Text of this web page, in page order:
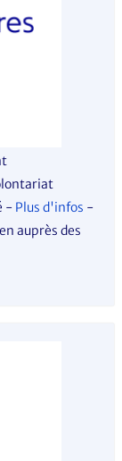
- Plus d'infos -
auprès des